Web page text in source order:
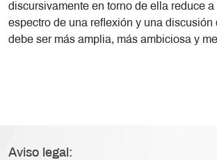
discursivamente en torno de ella reduce a
espectro de una reflexión y una discusión
debe ser más amplia, más ambiciosa y
Aviso legal: